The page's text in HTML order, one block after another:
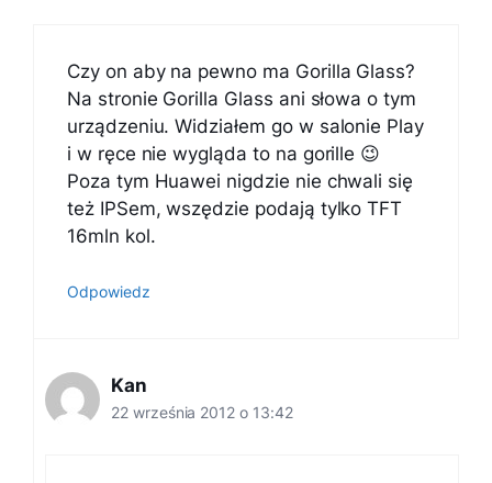
Czy on aby na pewno ma Gorilla Glass?
Na stronie Gorilla Glass ani słowa o tym
urządzeniu. Widziałem go w salonie Play
i w ręce nie wygląda to na gorille 😉
Poza tym Huawei nigdzie nie chwali się
też IPSem, wszędzie podają tylko TFT
16mln kol.
Odpowiedz
Kan
22 września 2012 o 13:42